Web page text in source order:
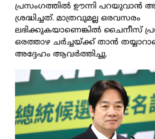
പ്രസംഗത്തില്‍ ഊന്നി പറയുവാന്‍
ശ്രദ്ധിച്ചത്. മാത്രവുമല്ല ഒരവസരം
ലഭിക്കുകയാണെങ്കില്‍ ചൈനീസ്
ഒരത്താഴ ചര്‍ച്ചയ്ക്ക് താന്‍
അദ്ദേഹം ആവര്‍ത്തിച്ചു.